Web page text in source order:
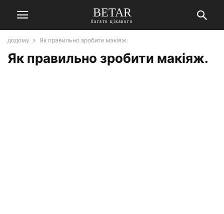
BETAR
багато цікавого
додому Як правильно зробити макіяж.
Як правильно зробити макіяж.